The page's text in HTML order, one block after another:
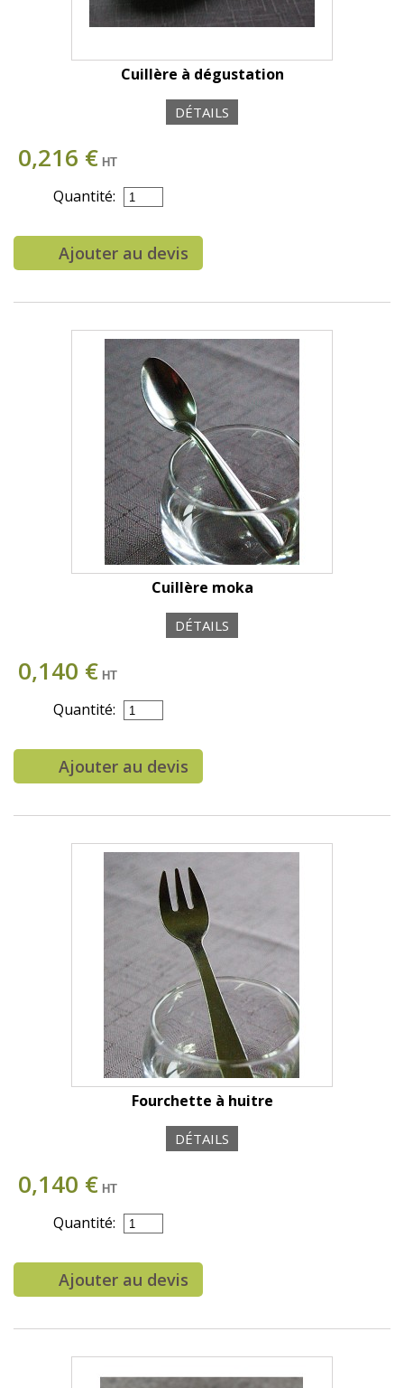
Cuillère à dégustation
DÉTAILS
0,216 € HT
Quantité:
Ajouter au devis
Cuillère moka
DÉTAILS
0,140 € HT
Quantité:
Ajouter au devis
Fourchette à huitre
DÉTAILS
0,140 € HT
Quantité:
Ajouter au devis